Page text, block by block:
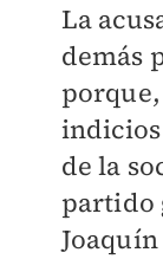
La
demás
de la
partido